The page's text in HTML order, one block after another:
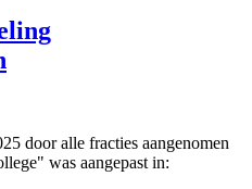
door alle fracties aangenomen
was aangepast in: